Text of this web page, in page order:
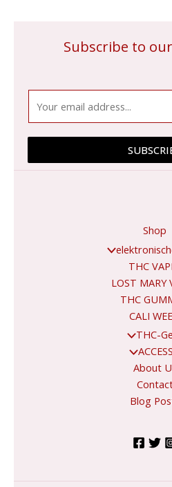
Subscribe to
l
Shop
THC
LOST MARY
THC
CALI
THC-
About
Blog